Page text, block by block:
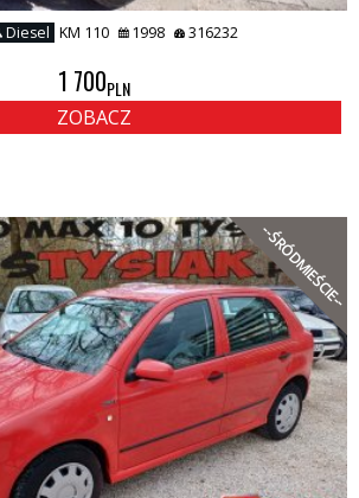
Diesel KM 110 1998 316232
1 700PLN
ZOBACZ
--ŚRÓDMIEŚCIE--